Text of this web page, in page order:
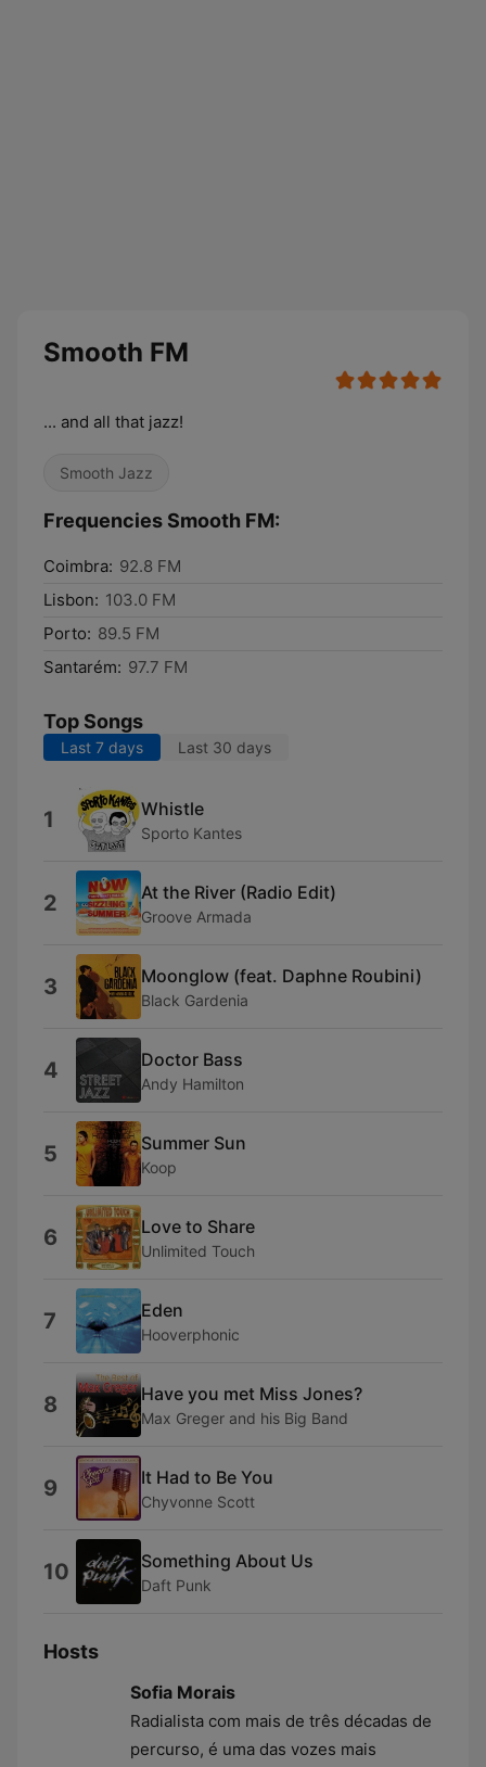
Smooth FM
... and all that jazz!
Smooth Jazz
Frequencies Smooth FM:
Coimbra: 92.8 FM
Lisbon: 103.0 FM
Porto: 89.5 FM
Santarém: 97.7 FM
Top Songs
Last 7 days Last 30 days
1 Whistle
Sporto Kantes
2 At the River (Radio Edit)
Groove Armada
3 Moonglow (feat. Daphne Roubini)
Black Gardenia
4 Doctor Bass
Andy Hamilton
5 Summer Sun
Koop
6 Love to Share
Unlimited Touch
7 Eden
Hooverphonic
8 Have you met Miss Jones?
Max Greger and his Big Band
9 It Had to Be You
Chyvonne Scott
10 Something About Us
Daft Punk
Hosts
Sofia Morais
Radialista com mais de três décadas de
percurso, é uma das vozes mais